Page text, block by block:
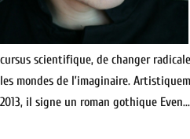
cursus scientifique, de changer
les mondes de l’imaginaire.
2013, il signe un roman gothique Even...